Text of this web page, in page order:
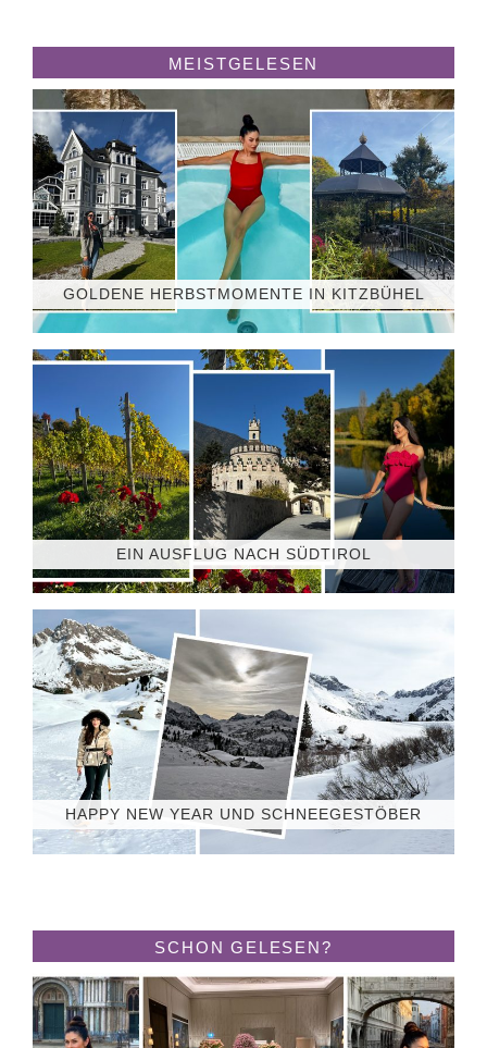
MEISTGELESEN
GOLDENE HERBSTMOMENTE IN KITZBÜHEL
EIN AUSFLUG NACH SÜDTIROL
HAPPY NEW YEAR UND SCHNEEGESTÖBER
SCHON GELESEN?